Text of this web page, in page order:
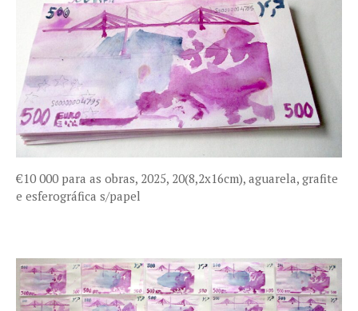
€10 000 para as obras, 2025, 20(8,2x16cm), aguarela, grafite
e esferográfica s/papel